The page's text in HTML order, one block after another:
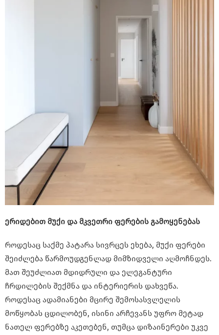
ერიდებით მუქი და მკვეთრი ფერების გამოყენებას
როდესაც საქმე პატარა სივრცეს ეხება, მუქი ფერები
შეიძლება წარმოუდგენლად მიმზიდველი აღმოჩნდეს.
მათ შეუძლიათ მდიდრული და ელეგანტური
ჩრდილების შექმნა და ინტერიერის დახვეწა.
როდესაც ადამიანები მცირე შემოსასვლელის
მოწყობას ცდილობენ, ისინი არჩევანს უფრო მეტად
ნათელ ფერებზე აკეთებენ, თუმცა დიზაინერები უკვე